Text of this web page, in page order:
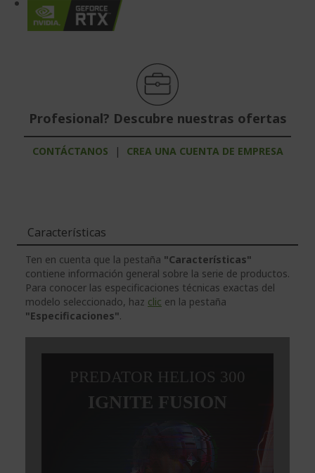
Profesional? Descubre nuestras ofertas
CONTÁCTANOS | CREA UNA CUENTA DE EMPRESA
Características
Ten en cuenta que la pestaña "Características"
contiene información general sobre la serie de productos.
Para conocer las especificaciones técnicas exactas del
modelo seleccionado, haz clic en la pestaña
"Especificaciones".